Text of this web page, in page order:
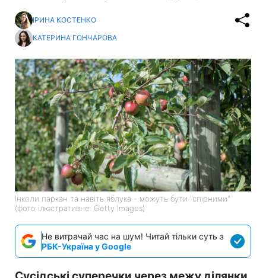
ІРИНА КОСТЕНКО
КАТЕРИНА ГОНЧАРОВА
Інколи паркан та навіть яблука - можуть бути "спірними"
(фото ілюстративне: Getty Images)
Не витрачай час на шум! Читай тільки суть з
РБК-Україна у Google